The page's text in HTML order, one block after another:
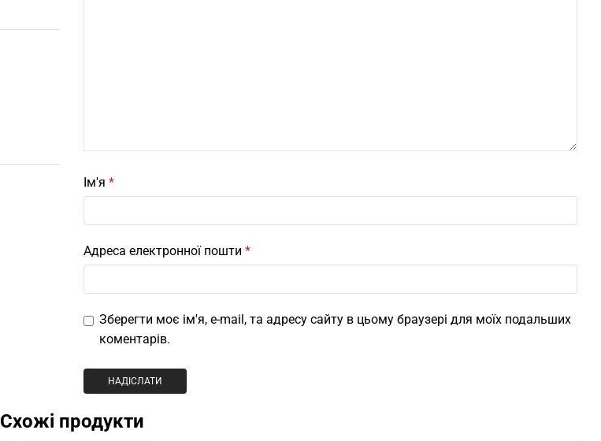
Ім'я *
Адреса електронної пошти *
Зберегти моє ім'я, e-mail, та адресу сайту в цьому браузері для моїх подальших
коментарів.
Схожі продукти